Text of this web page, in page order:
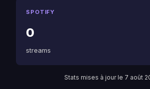
SPOTIFY
0
streams
Stats mises à jour le 7 août